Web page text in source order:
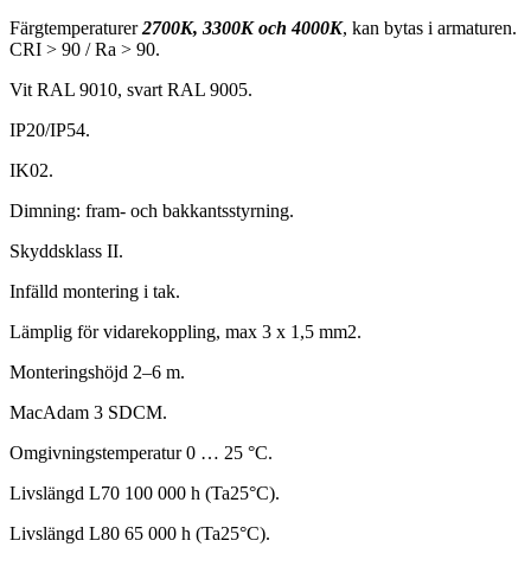
Färgtemperaturer2700K, 3300K och 4000K, kan bytas i armaturen.
CRI > 90 / Ra > 90.
Vit RAL 9010, svart RAL 9005.
IP20/IP54.
IK02.
Dimning: fram- och bakkantsstyrning.
Skyddsklass II.
Infälld montering i tak.
Lämplig för vidarekoppling, max 3 x 1,5 mm2.
Monteringshöjd 2–6 m.
MacAdam 3 SDCM.
Omgivningstemperatur 0 … 25 °C.
Livslängd L70 100 000 h (Ta25°C).
Livslängd L80 65 000 h (Ta25°C).